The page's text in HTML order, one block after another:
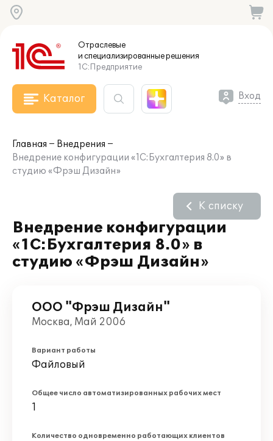
Отраслевые
и специализированныерешения
1С:Предприятие
Каталог Вход
Главная
Внедрения
Внедрение конфигурации «1С:Бухгалтерия 8.0» в
студию «Фрэш Дизайн»
Внедрение конфигурации
«1С:Бухгалтерия 8.0» в
студию «Фрэш Дизайн»
К списку
ООО "Фрэш Дизайн"
Москва, Май 2006
Вариант работы
Файловый
Общее число автоматизированных рабочих мест
1
Количество одновременно работающих клиентов